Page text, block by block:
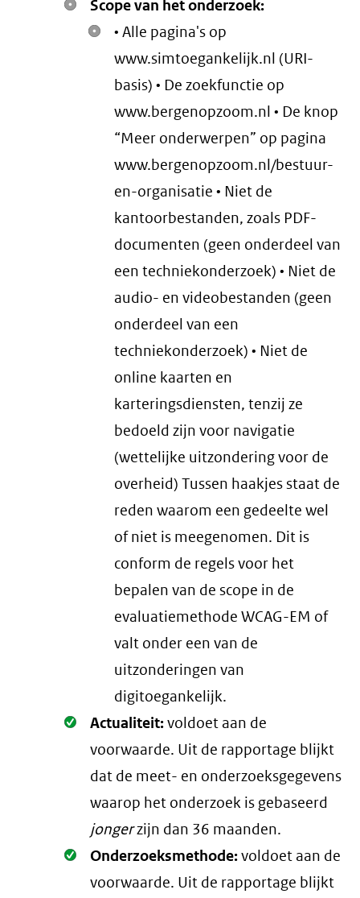
Scope van het onderzoek:
• Alle pagina's op
www.simtoegankelijk.nl (URI-
basis) • De zoekfunctie op
www.bergenopzoom.nl • De knop
“Meer onderwerpen” op pagina
www.bergenopzoom.nl/bestuur-
en-organisatie • Niet de
kantoorbestanden, zoals PDF-
documenten (geen onderdeel van
een techniekonderzoek) • Niet de
audio- en videobestanden (geen
onderdeel van een
techniekonderzoek) • Niet de
online kaarten en
karteringsdiensten, tenzij ze
bedoeld zijn voor navigatie
(wettelijke uitzondering voor de
overheid) Tussen haakjes staat de
reden waarom een gedeelte wel
of niet is meegenomen. Dit is
conform de regels voor het
bepalen van de scope in de
evaluatiemethode WCAG-EM of
valt onder een van de
uitzonderingen van
digitoegankelijk.
Oké.
Actualiteit:voldoet aan de
voorwaarde. Uit de rapportage blijkt
dat de meet- en onderzoeksgegevens
waarop het onderzoek is gebaseerd
jongerzijn dan 36 maanden.
Oké.
Onderzoeksmethode:voldoet aan de
voorwaarde. Uit de rapportage blijkt